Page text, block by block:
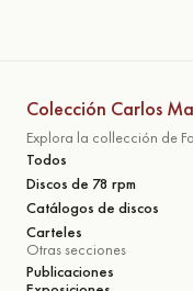
Colección Carlos
Explora la collección de
Todos
Discos de 78 rpm
Catálogos de discos
Carteles
Otras secciones
Publicaciones